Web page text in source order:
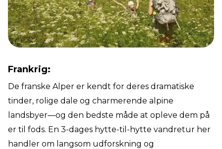
Frankrig:
De franske Alper er kendt for deres dramatiske
tinder, rolige dale og charmerende alpine
landsbyer—og den bedste måde at opleve dem på
er til fods. En 3-dages hytte-til-hytte vandretur her
handler om langsom udforskning og